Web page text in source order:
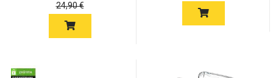
24,90 €
Za njega